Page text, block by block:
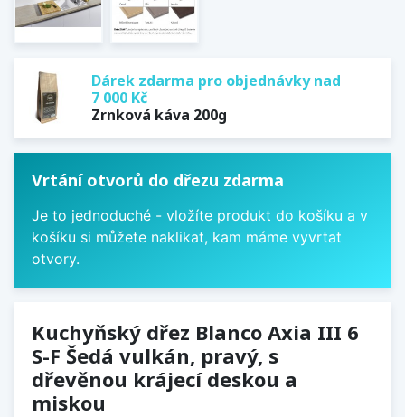
Dárek zdarma pro objednávky nad
7 000 Kč
Zrnková káva 200g
Vrtání otvorů do dřezu zdarma
Je to jednoduché - vložíte produkt do košíku a v
košíku si můžete naklikat, kam máme vyvrtat
otvory.
Kuchyňský dřez Blanco Axia III 6
S-F Šedá vulkán, pravý, s
dřevěnou krájecí deskou a
miskou